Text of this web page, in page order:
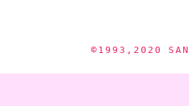
©︎1993,2020